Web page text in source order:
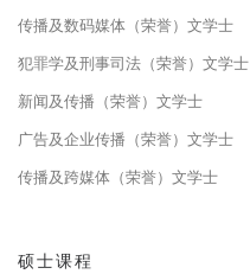
传播及数码媒体（荣誉）文学士
犯罪学及刑事司法（荣誉）文学士
新闻及传播（荣誉）文学士
广告及企业传播（荣誉）文学士
传播及跨媒体（荣誉）文学士
硕士课程